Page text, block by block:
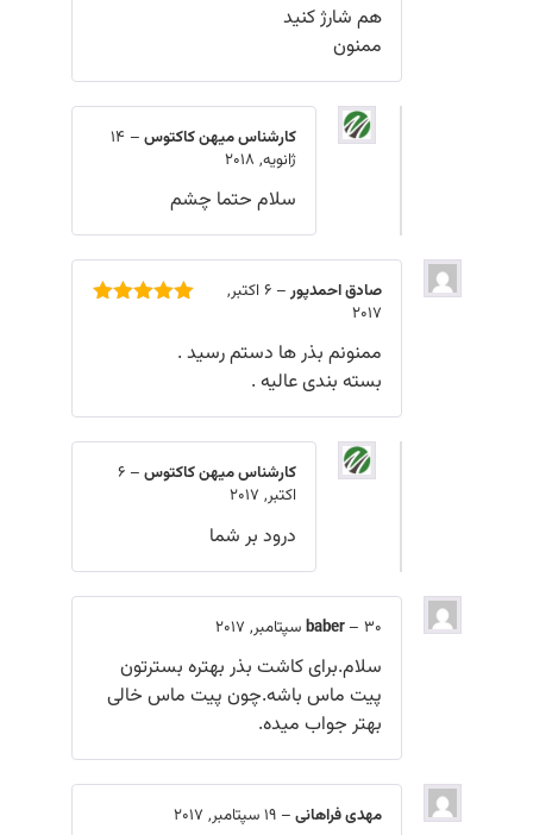
هم شارژ کنید
ممنون
کارشناس میهن کاکتوس–
14
ژانویه, 2018
سلام حتما چشم
صادق احمدپور– 6 اکتبر,
ممنونم بذر ها دستم رسید .
بسته بندی عالیه .
کارشناس میهن کاکتوس–
6
درود بر شما
baber
سلام.برای کاشت بذر بهتره بسترتون
پیت ماس باشه.چون پیت ماس خالی
بهتر جواب میده.
مهدی فراهانی–19 سپتامبر, 2017